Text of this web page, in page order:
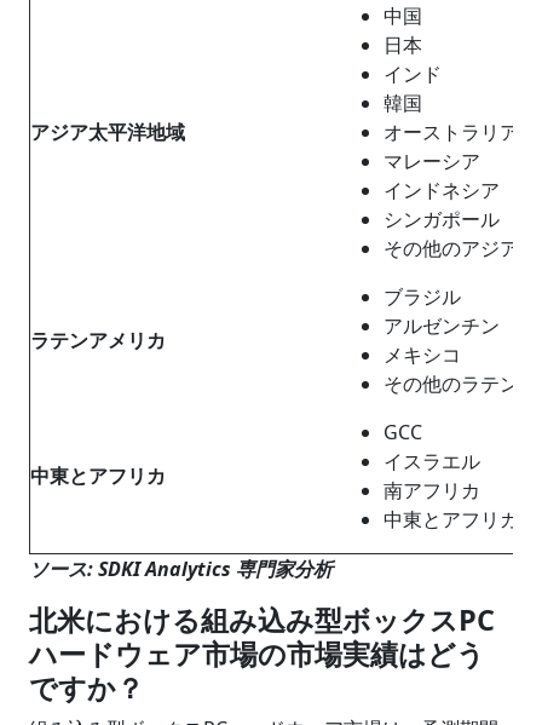
アジア太平洋地域
中国
日本
インド
韓国
オーストラリア
マレーシア
インドネシア
シンガポール
その他のアジア
ラテンアメリカ
ブラジル
アルゼンチン
メキシコ
その他のラテン
中東とアフリカ
GCC
イスラエル
南アフリカ
中東とアフリカ
ソース: SDKI Analytics 専門家分析
北米における組み込み型ボックスPC
ハードウェア市場の市場実績はどう
ですか？